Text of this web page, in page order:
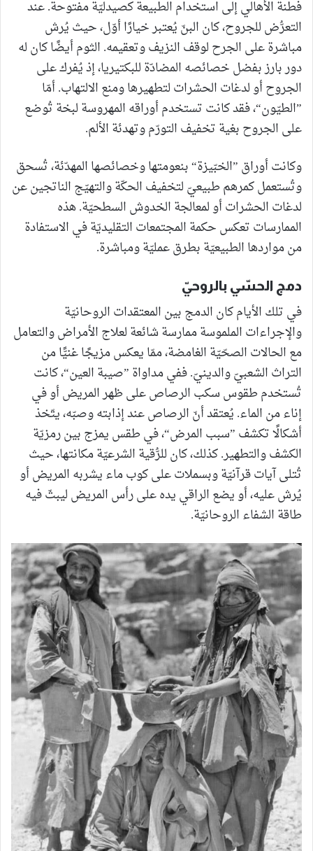
فطنة الأهالي إلى استخدام الطبيعة كصيدليّة مفتوحة. عند
التعرُّض للجروح، كان البنّ يُعتبر خيارًا أوّل، حيث يُرش
مباشرة على الجرح لوقف النزيف وتعقيمه. الثوم أيضًا كان له
دور بارز بفضل خصائصه المضادّة للبكتيريا، إذ يُفرك على
الجروح أو لدغات الحشرات لتطهيرها ومنع الالتهاب. أمّا
”الطيّون“، فقد كانت تستخدم أوراقه المهروسة لبخة تُوضع
على الجروح بغية تخفيف التورّم وتهدئة الألم.
وكانت أوراق ”الخبّيزة“ بنعومتها وخصائصها المهدّئة، تُسحق
وتُستعمل كمرهم طبيعيّ لتخفيف الحكّة والتهيّج الناتجين عن
لدغات الحشرات أو لمعالجة الخدوش السطحيّة. هذه
الممارسات تعكس حكمة المجتمعات التقليديّة في الاستفادة
من مواردها الطبيعيّة بطرق عمليّة ومباشرة.
دمج الحسّي بالروحيّ
في تلك الأيام كان الدمج بين المعتقدات الروحانيّة
والإجراءات الملموسة ممارسة شائعة لعلاج الأمراض والتعامل
مع الحالات الصحّيّة الغامضة، ممّا يعكس مزيجًا غنيًّا من
التراث الشعبيّ والدينيّ. ففي مداواة ”صيبة العين“، كانت
تُستخدم طقوس سكب الرصاص على ظهر المريض أو في
إناء من الماء. يُعتقد أنّ الرصاص عند إذابته وصبّه، يتّخذ
أشكالًا تكشف ”سبب المرض“، في طقس يمزج بين رمزيّة
الكشف والتطهير. كذلك، كان للرُّقية الشرعيّة مكانتها، حيث
تُتلى آيات قرآنيّة وبسملات على كوب ماء يشربه المريض أو
يُرش عليه، أو يضع الراقي يده على رأس المريض ليبثّ فيه
طاقة الشفاء الروحانيّة.